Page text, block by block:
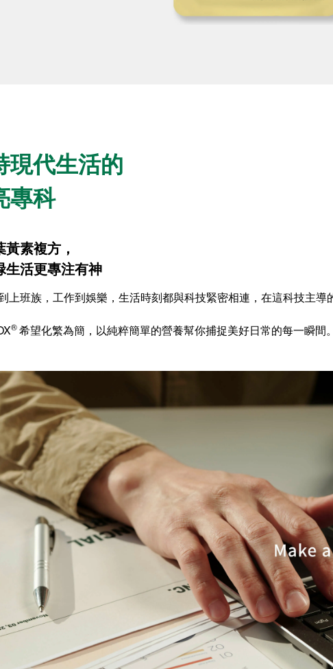
現代生活的
專科
素複方，
生活更專注有神
上班族，工作到娛樂，生活時刻都與科技緊密相連，在這科技主導
®希望化繁為簡，以純粹簡單的營養幫你捕捉美好日常的每一瞬間。